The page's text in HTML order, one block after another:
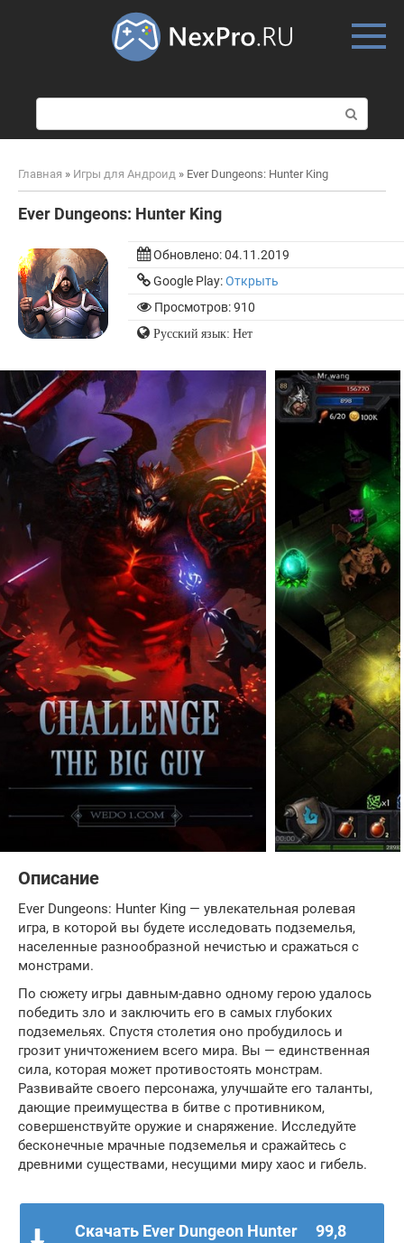
о
и
к
Главная » Игры для Андроид » Ever Dungeons: Hunter King
Ever Dungeons: Hunter King
Обновлено:04.11.2019
Google Play:Открыть
Просмотров: 910
Русский язык: Нет
Описание
Ever Dungeons: Hunter King — увлекательная ролевая
игра, в которой вы будете исследовать подземелья,
населенные разнообразной нечистью и сражаться с
монстрами.
По сюжету игры давным-давно одному герою удалось
победить зло и заключить его в самых глубоких
подземельях. Спустя столетия оно пробудилось и
грозит уничтожением всего мира. Вы — единственная
сила, которая может противостоять монстрам.
Развивайте своего персонажа, улучшайте его таланты,
дающие преимущества в битве с противником,
совершенствуйте оружие и снаряжение. Исследуйте
бесконечные мрачные подземелья и сражайтесь с
древними существами, несущими миру хаос и гибель.
Скачать Ever Dungeon Hunter
99,8